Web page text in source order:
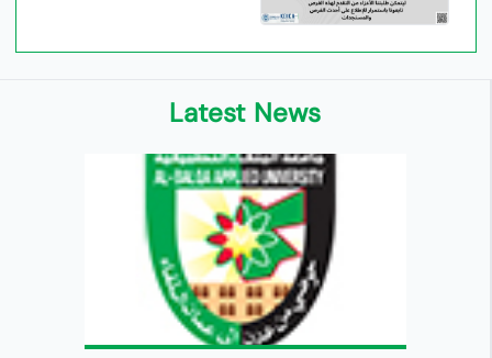
Latest News